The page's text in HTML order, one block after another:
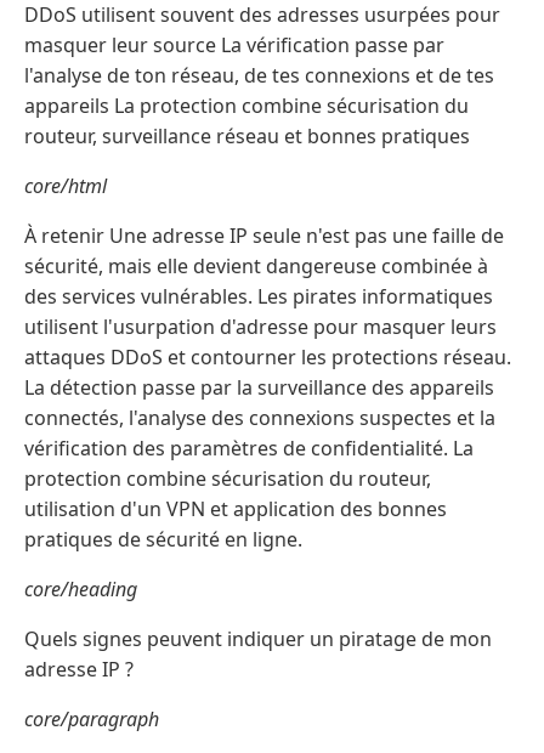
DDoS utilisent souvent des adresses usurpées pour
masquer leur source La vérification passe par
l'analyse de ton réseau, de tes connexions et de tes
appareils La protection combine sécurisation du
routeur, surveillance réseau et bonnes pratiques
core/html
À retenir Une adresse IP seule n'est pas une faille de
sécurité, mais elle devient dangereuse combinée à
des services vulnérables. Les pirates informatiques
utilisent l'usurpation d'adresse pour masquer leurs
attaques DDoS et contourner les protections réseau.
La détection passe par la surveillance des appareils
connectés, l'analyse des connexions suspectes et la
vérification des paramètres de confidentialité. La
protection combine sécurisation du routeur,
utilisation d'un VPN et application des bonnes
pratiques de sécurité en ligne.
core/heading
Quels signes peuvent indiquer un piratage de mon
adresse IP ?
core/paragraph